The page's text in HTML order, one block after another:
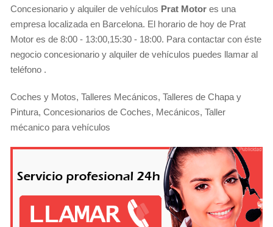
Concesionario y alquiler de vehículos Prat Motor es una
empresa localizada en Barcelona. El horario de hoy de Prat
Motor es de 8:00 - 13:00,15:30 - 18:00. Para contactar con éste
negocio concesionario y alquiler de vehículos puedes llamar al
teléfono .
Coches y Motos, Talleres Mecánicos, Talleres de Chapa y
Pintura, Concesionarios de Coches, Mecánicos, Taller
mécanico para vehículos